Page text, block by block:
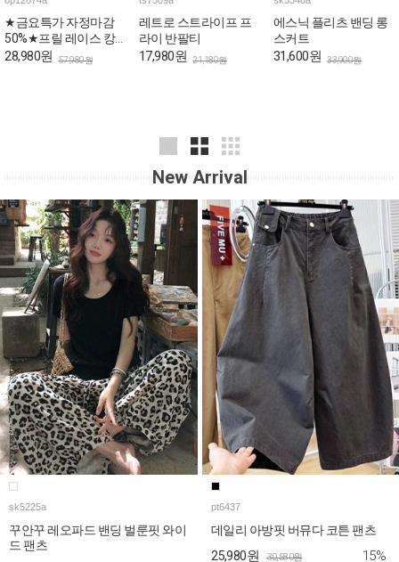
★금요특가 자정마감
50%★프릴 레이스 캉
캉 로맨틱 민소매 원피
28,980원 57,980원
레트로 스트라이프 프
라이 반팔티
17,980원 21,180원
에스닉 플리츠 밴딩 롱
스커트
31,600원 33,900원
New Arrival
sk5225a
꾸안꾸 레오파드 밴딩 벌룬핏 와이
드 팬츠
pt6437
데일리 아방핏 버뮤다 코튼 팬츠
25,980원 30,580원 15%